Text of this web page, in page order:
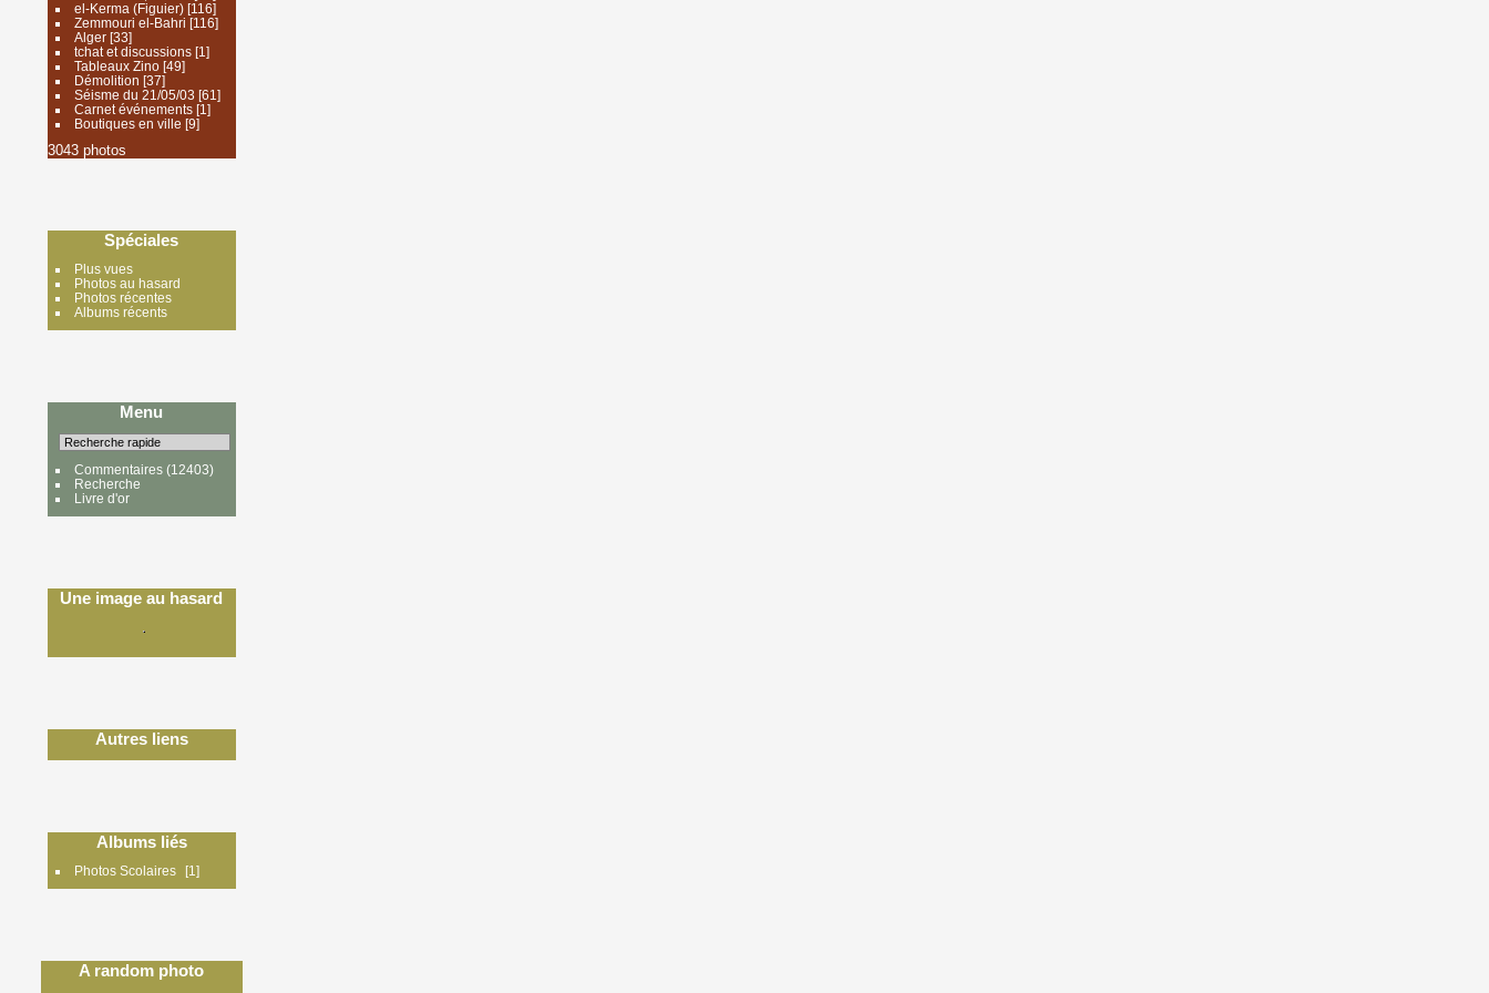
el-Kerma (Figuier)[116]
Zemmouri el-Bahri [116]
Alger[33]
tchat et discussions[1]
Tableaux Zino[49]
Démolition [37]
Séisme du 21/05/03 [61]
Carnet événements[1]
Boutiques en ville [9]
3043 photos
Spéciales
Plus vues
Photos au hasard
Photos récentes
Albums récents
Menu
Commentaires(12403)
Recherche
Livre d'or
Une image au hasard
Autres liens
Albums liés
Photos Scolaires 1
A random photo